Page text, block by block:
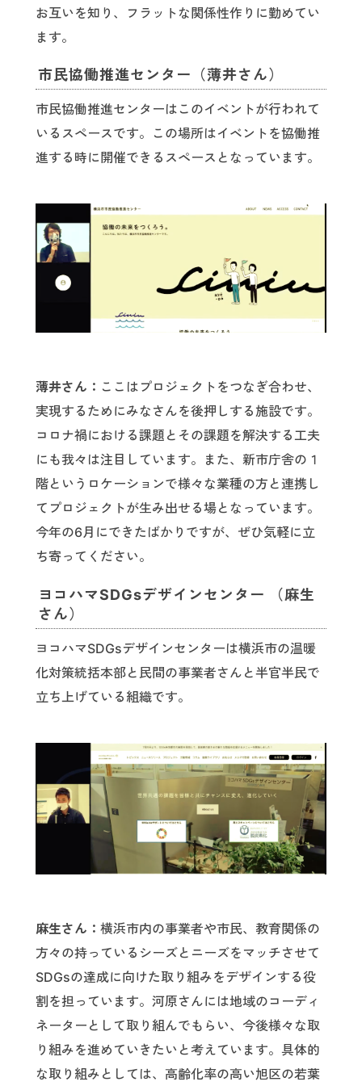
お互いを知り、フラットな関係性作りに勤めてい
ます。
市民協働推進センター（薄井さん）
市民協働推進センターはこのイベントが行われて
いるスペースです。この場所はイベントを協働推
進する時に開催できるスペースとなっています。
薄井さん： ここはプロジェクトをつなぎ合わせ、
実現するためにみなさんを後押しする施設です。
コロナ禍における課題とその課題を解決する工夫
にも我々は注目しています。また、新市庁舎の１
階というロケーションで様々な業種の方と連携し
てプロジェクトが生み出せる場となっています。
今年の6月にできたばかりですが、ぜひ気軽に立
ち寄ってください。
ヨコハマSDGsデザインセンター （麻生
さん）
ヨコハマSDGsデザインセンターは横浜市の温暖
化対策統括本部と民間の事業者さんと半官半民で
立ち上げている組織です。
麻生さん： 横浜市内の事業者や市民、教育関係の
方々の持っているシーズとニーズをマッチさせて
SDGsの達成に向けた取り組みをデザインする役
割を担っています。河原さんには地域のコーディ
ネーターとして取り組んでもらい、今後様々な取
り組みを進めていきたいと考えています。具体的
な取り組みとしては、高齢化率の高い旭区の若葉